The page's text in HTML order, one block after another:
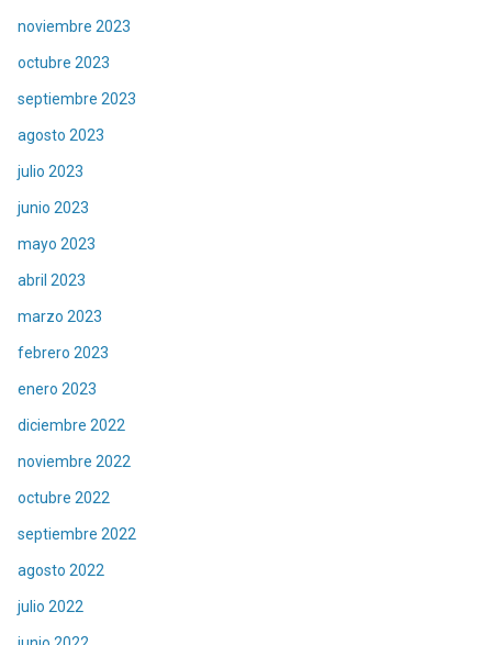
noviembre 2023
octubre 2023
septiembre 2023
agosto 2023
julio 2023
junio 2023
mayo 2023
abril 2023
marzo 2023
febrero 2023
enero 2023
diciembre 2022
noviembre 2022
octubre 2022
septiembre 2022
agosto 2022
julio 2022